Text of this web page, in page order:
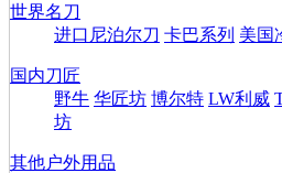
世界名刀
进口尼泊尔刀 卡巴系列 美国
国内刀匠
野牛 华匠坊 博尔特 LW利威
坊
其他户外用品